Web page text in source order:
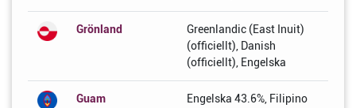
Grönland
Greenlandic (East Inuit)
(officiellt), Danish
(officiellt), Engelska
Guam
Engelska 43.6%, Filipino